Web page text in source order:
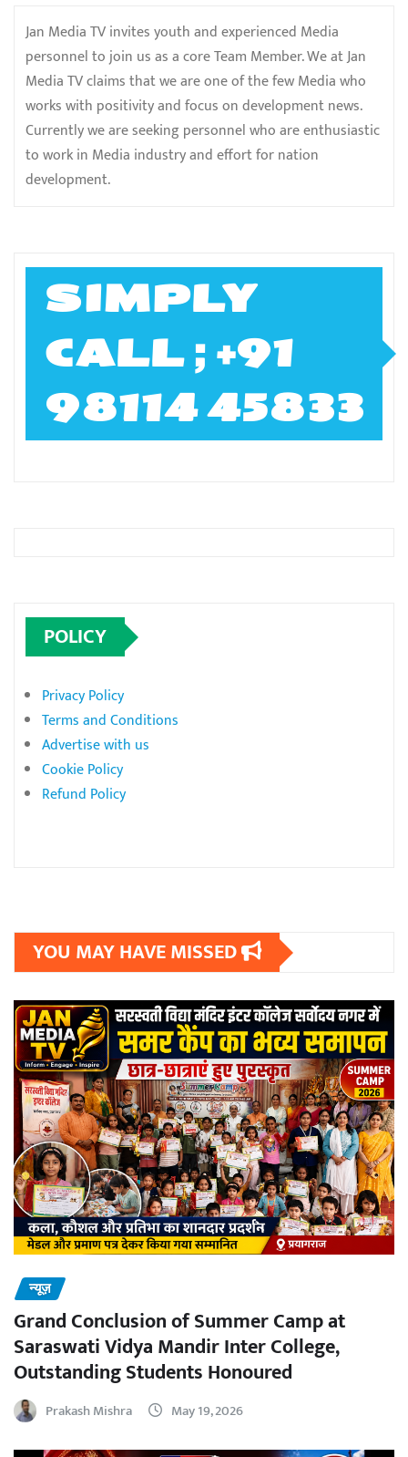
Jan Media TV invites youth and experienced Media
personnel to join us as a core Team Member. We at Jan
Media TV claims that we are one of the few Media who
works with positivity and focus on development news.
Currently we are seeking personnel who are enthusiastic
to work in Media industry and effort for nation
development.
SIMPLY
CALL ; +91
98114 45833
POLICY
Privacy Policy
Terms and Conditions
Advertise with us
Cookie Policy
Refund Policy
YOU MAY HAVE MISSED
न्यूज़
Grand Conclusion of Summer Camp at
Saraswati Vidya Mandir Inter College,
Outstanding Students Honoured
Prakash Mishra May 19, 2026